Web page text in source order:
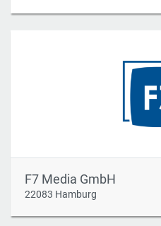
F7 Media GmbH
22083 Hamburg